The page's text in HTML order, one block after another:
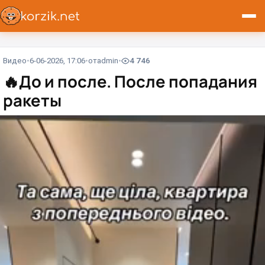
Видео 6-06-2026, 17:06 отadmin 4 746
🔥До и после. После попадания
ракеты